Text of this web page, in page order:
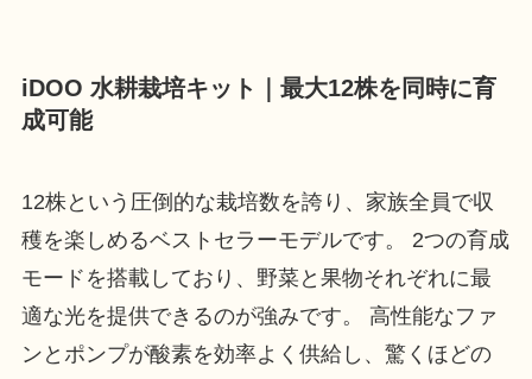
iDOO 水耕栽培キット｜最大12株を同時に育
成可能
12株という圧倒的な栽培数を誇り、家族全員で収
穫を楽しめるベストセラーモデルです。 2つの育成
モードを搭載しており、野菜と果物それぞれに最
適な光を提供できるのが強みです。 高性能なファ
ンとポンプが酸素を効率よく供給し、驚くほどの